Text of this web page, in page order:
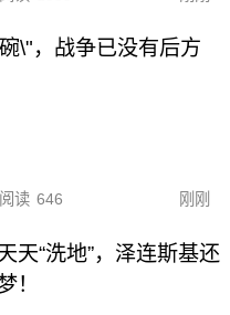
\"，战争已没有后方
阅读 646 刚刚
天“洗地”，泽连斯基还
！